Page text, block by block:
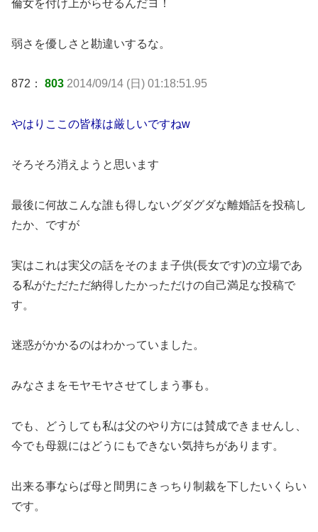
倫女を付け上がらせるんだヨ！
弱さを優しさと勘違いするな。
872： 803 2014/09/14 (日) 01:18:51.95
やはりここの皆様は厳しいですねw
そろそろ消えようと思います
最後に何故こんな誰も得しないグダグダな離婚話を投稿し
たか、ですが
実はこれは実父の話をそのまま子供(長女です)の立場であ
る私がただただ納得したかっただけの自己満足な投稿で
す。
迷惑がかかるのはわかっていました。
みなさまをモヤモヤさせてしまう事も。
でも、どうしても私は父のやり方には賛成できませんし、
今でも母親にはどうにもできない気持ちがあります。
出来る事ならば母と間男にきっちり制裁を下したいくらい
です。